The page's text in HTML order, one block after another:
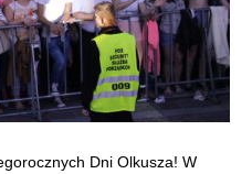
Dni Olkusza! W